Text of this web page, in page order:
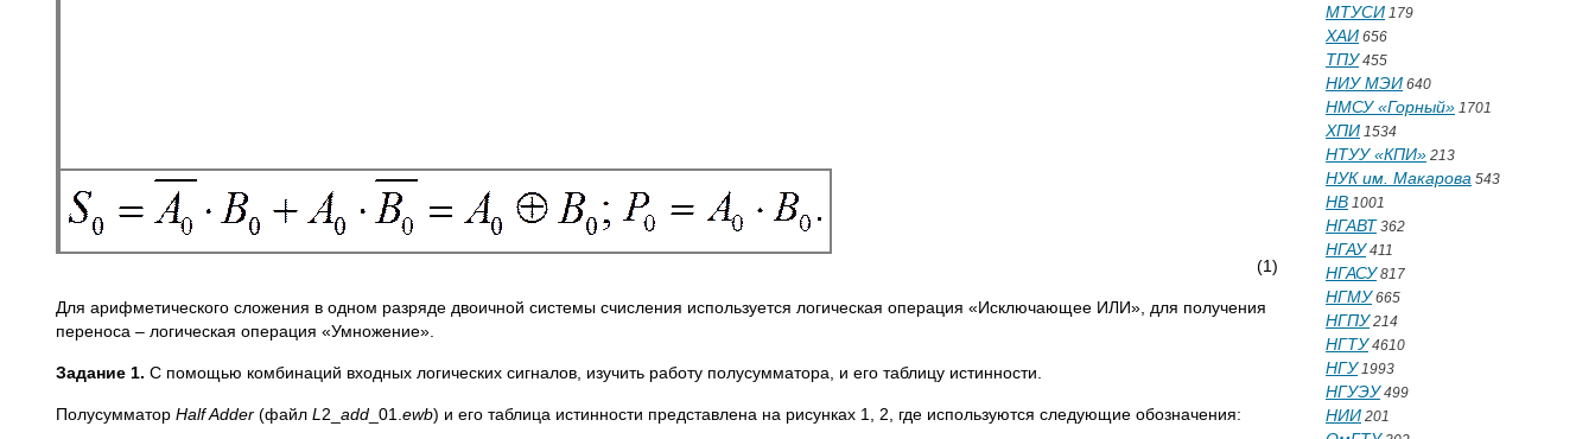
(1)
Для арифметического сложения в одном разряде двоичной системы счисления используется логическая операция «Исключающее ИЛИ», для получения
переноса – логическая операция «Умножение».
Задание 1. С помощью комбинаций входных логических сигналов, изучить работу полусумматора, и его таблицу истинности.
Полусумматор HalfAdder (файл L 2_ add _01. ewb) и его таблица истинности представлена на рисунках 1, 2, где используются следующие обозначения:
МТУСИ 179
ХАИ 656
ТПУ455
НИУ МЭИ 640
НМСУ «Горный» 1701
ХПИ 1534
НТУУ «КПИ» 213
НУК им. Макарова 543
НВ 1001
НГАВТ 362
НГАУ411
НГАСУ817
НГМУ665
НГПУ214
НГТУ4610
НГУ1993
НГУЭУ499
НИИ 201